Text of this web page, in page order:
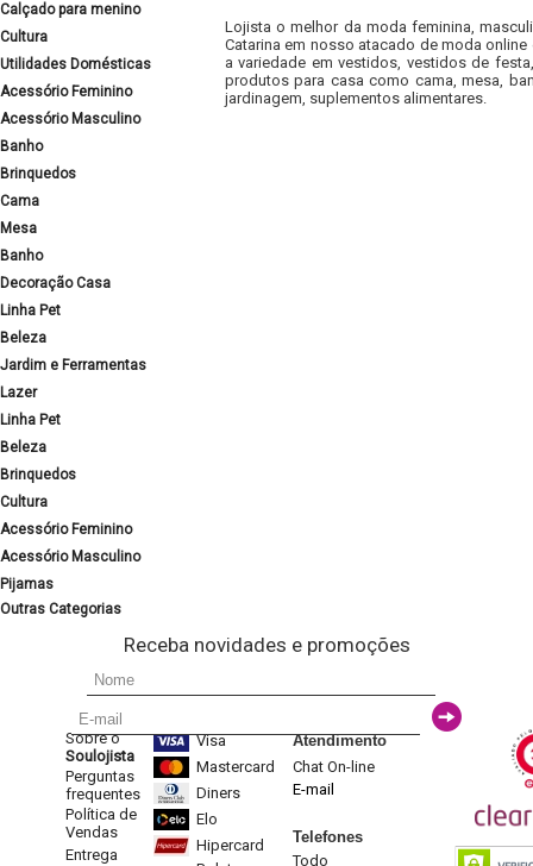
Calçado para menino
Cultura
Utilidades Domésticas
Acessório Feminino
Acessório Masculino
Banho
Brinquedos
Cama
Mesa
Banho
Decoração Casa
Linha Pet
Beleza
Jardim e Ferramentas
Lazer
Linha Pet
Beleza
Brinquedos
Cultura
Acessório Feminino
Acessório Masculino
Pijamas
Outras Categorias
Lojista o melhor da moda feminina,
Catarina em nosso atacado de moda
a variedade em vestidos, vestidos de
produtos para casa como cama, mesa,
jardinagem, suplementos alimentares.
Receba novidades e promoções
Sobre o
Soulojista
Perguntas
frequentes
Política de
Vendas
Entrega
Visa
Mastercard
Diners
Elo
Hipercard
Atendimento
Chat On-line
E-mail
Telefones
Todo